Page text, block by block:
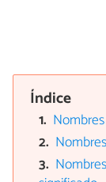
Índice